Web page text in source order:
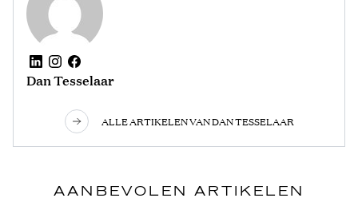
Dan Tesselaar
ALLE ARTIKELEN VAN DAN TESSELAAR
AANBEVOLEN ARTIKELEN